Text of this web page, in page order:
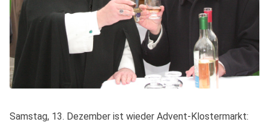
Samstag, 13. Dezember ist wieder Advent-Klostermarkt: